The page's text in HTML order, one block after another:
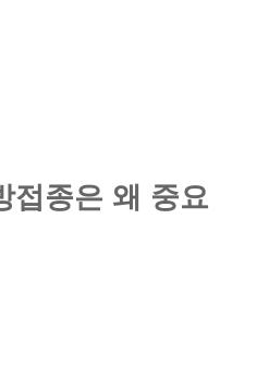
접종은 왜 중요